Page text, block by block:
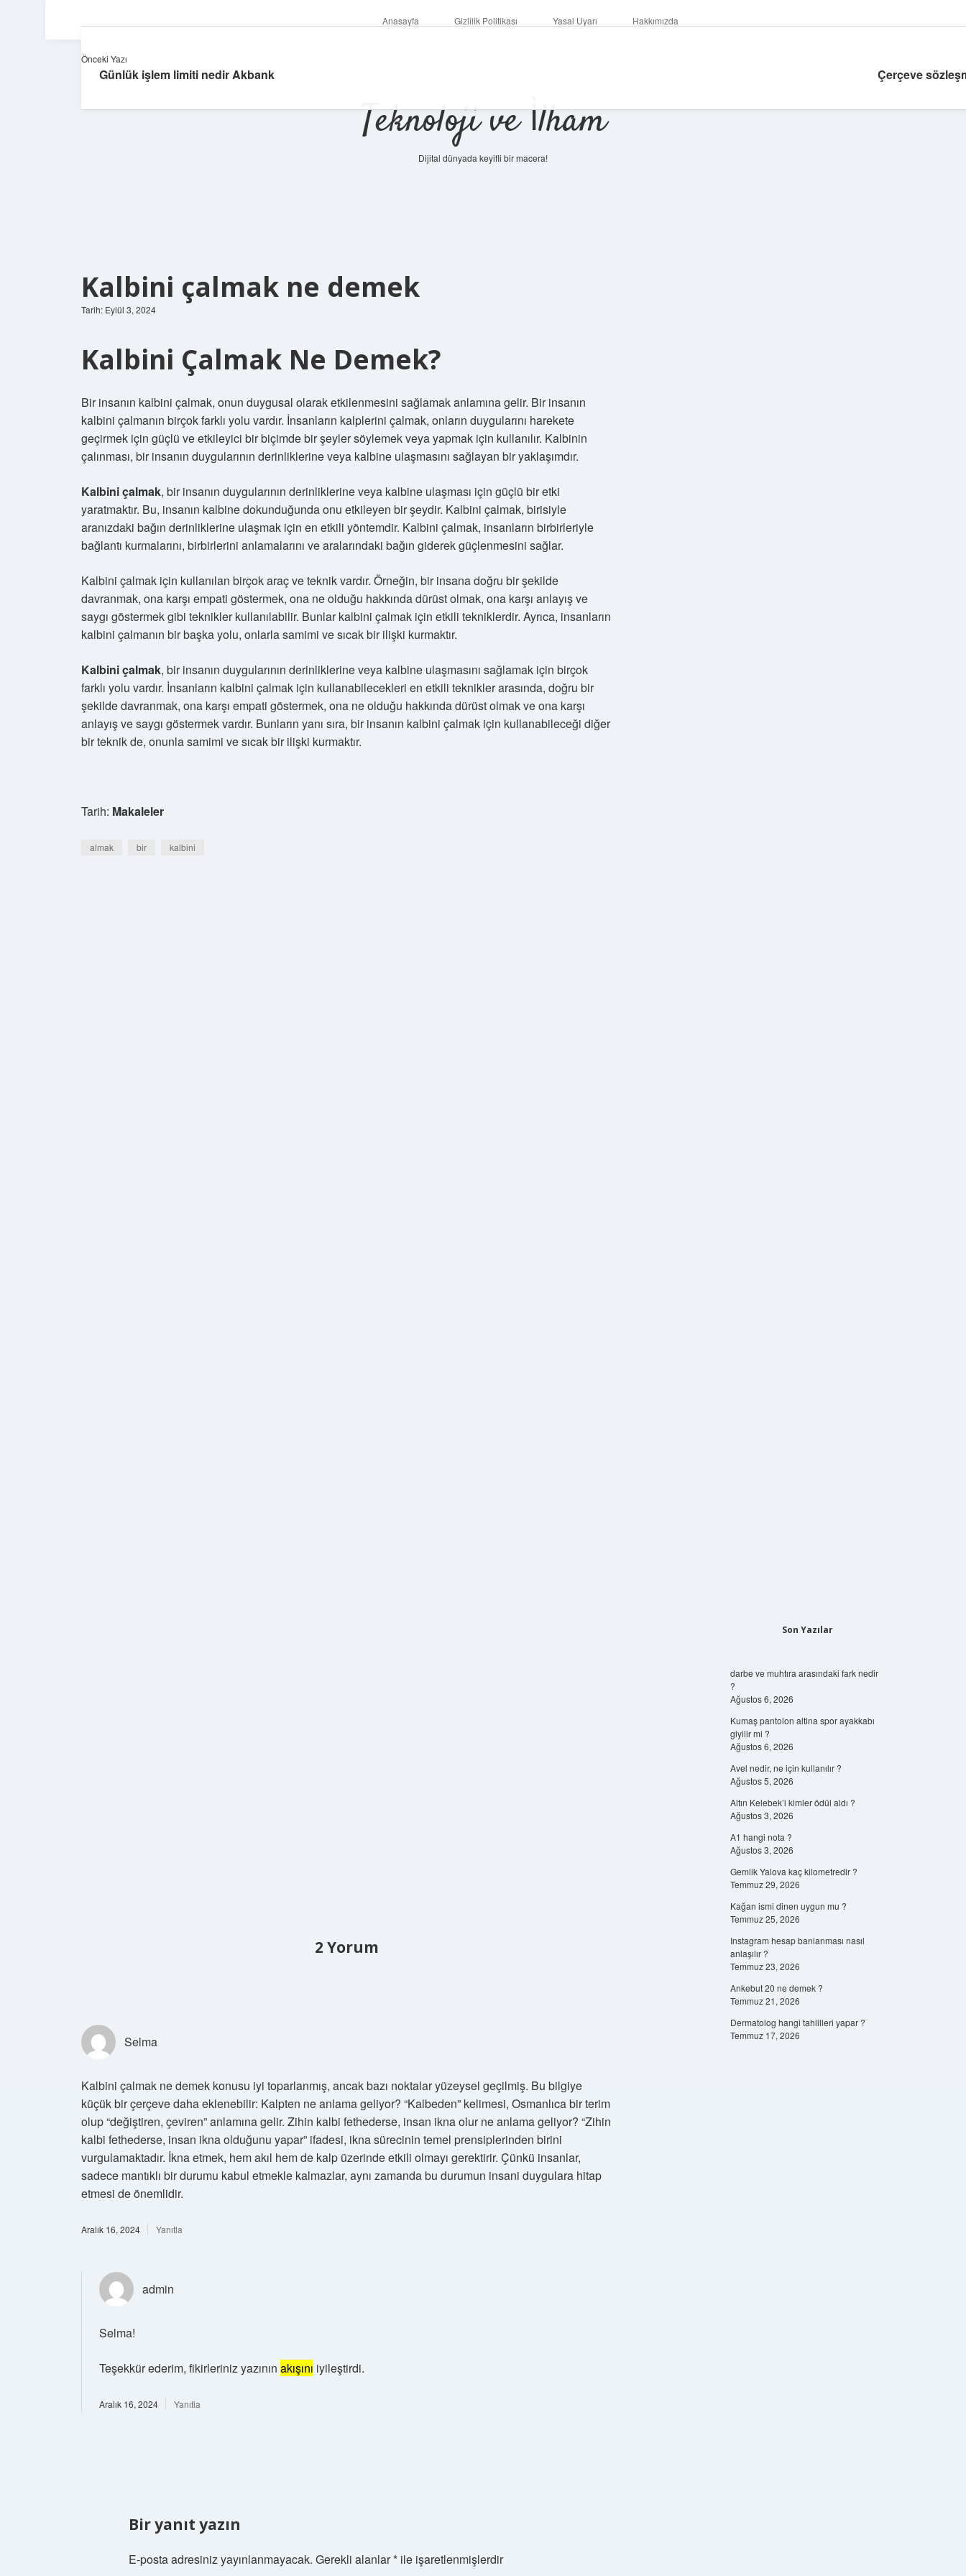
Anasayfa Gizlilik Politikası Yasal Uyarı Hakkımızda
Teknoloji ve İlham
Dijital dünyada keyifli bir macera!
Kalbini çalmak ne demek
Tarih: Eylül 3, 2024
Kalbini Çalmak Ne Demek?
Bir insanın kalbini çalmak, onun duygusal olarak etkilenmesini sağlamak anlamına gelir. Bir insanın
kalbini çalmanın birçok farklı yolu vardır. İnsanların kalplerini çalmak, onların duygularını harekete
geçirmek için güçlü ve etkileyici bir biçimde bir şeyler söylemek veya yapmak için kullanılır. Kalbinin
çalınması, bir insanın duygularının derinliklerine veya kalbine ulaşmasını sağlayan bir yaklaşımdır.
Kalbini çalmak, bir insanın duygularının derinliklerine veya kalbine ulaşması için güçlü bir etki
yaratmaktır. Bu, insanın kalbine dokunduğunda onu etkileyen bir şeydir. Kalbini çalmak, birisiyle
aranızdaki bağın derinliklerine ulaşmak için en etkili yöntemdir. Kalbini çalmak, insanların birbirleriyle
bağlantı kurmalarını, birbirlerini anlamalarını ve aralarındaki bağın giderek güçlenmesini sağlar.
Kalbini çalmak için kullanılan birçok araç ve teknik vardır. Örneğin, bir insana doğru bir şekilde
davranmak, ona karşı empati göstermek, ona ne olduğu hakkında dürüst olmak, ona karşı anlayış ve
saygı göstermek gibi teknikler kullanılabilir. Bunlar kalbini çalmak için etkili tekniklerdir. Ayrıca, insanların
kalbini çalmanın bir başka yolu, onlarla samimi ve sıcak bir ilişki kurmaktır.
Kalbini çalmak, bir insanın duygularının derinliklerine veya kalbine ulaşmasını sağlamak için birçok
farklı yolu vardır. İnsanların kalbini çalmak için kullanabilecekleri en etkili teknikler arasında, doğru bir
şekilde davranmak, ona karşı empati göstermek, ona ne olduğu hakkında dürüst olmak ve ona karşı
anlayış ve saygı göstermek vardır. Bunların yanı sıra, bir insanın kalbini çalmak için kullanabileceği diğer
bir teknik de, onunla samimi ve sıcak bir ilişki kurmaktır.
Tarih: Makaleler
almak bir kalbini
Önceki Yazı
Günlük işlem limiti nedir Akbank Çerçeve
2 Yorum
Selma
Kalbini çalmak ne demek konusu iyi toparlanmış, ancak bazı noktalar yüzeysel geçilmiş. Bu bilgiye
küçük bir çerçeve daha eklenebilir: Kalpten ne anlama geliyor? “Kalbeden” kelimesi, Osmanlıca bir terim
olup “değiştiren, çeviren” anlamına gelir. Zihin kalbi fethederse, insan ikna olur ne anlama geliyor? “Zihin
kalbi fethederse, insan ikna olduğunu yapar” ifadesi, ikna sürecinin temel prensiplerinden birini
vurgulamaktadır. İkna etmek, hem akıl hem de kalp üzerinde etkili olmayı gerektirir. Çünkü insanlar,
sadece mantıklı bir durumu kabul etmekle kalmazlar, aynı zamanda bu durumun insani duygulara hitap
etmesi de önemlidir.
Aralık 16, 2024 Yanıtla
admin
Selma!
Teşekkür ederim, fikirleriniz yazının akışını iyileştirdi.
Aralık 16, 2024 Yanıtla
Bir yanıt yazın
E-posta adresiniz yayınlanmayacak. Gerekli alanlar* ile işaretlenmişlerdir
Son Yazılar
darbe ve muhtıra arasındaki fark nedir
?
Ağustos 6, 2026
Kumaş pantolon altina spor ayakkabı
giyilir mi ?
Ağustos 6, 2026
Avel nedir, ne için kullanılır ?
Ağustos 5, 2026
Altın Kelebek’i kimler ödül aldı ?
Ağustos 3, 2026
A1 hangi nota ?
Ağustos 3, 2026
Gemlik Yalova kaç kilometredir ?
Temmuz 29, 2026
Kağan ismi dinen uygun mu ?
Temmuz 25, 2026
Instagram hesap banlanması nasıl
anlaşılır ?
Temmuz 23, 2026
Ankebut 20 ne demek ?
Temmuz 21, 2026
Dermatolog hangi tahlilleri yapar ?
Temmuz 17, 2026